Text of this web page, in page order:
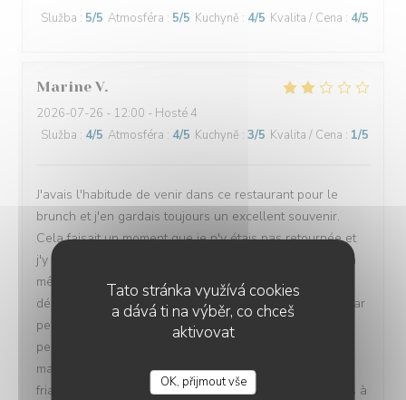
Tato stránka využívá cookies
a dává ti na výběr, co chceš
aktivovat
OK, přijmout vše
Služba : 5/5 Atmosféra : 5/5 Kuchyně : 4/5 Kvalita / Cena : 4/5
Marine V
2026-07-26 - 12:00 - Hosté 4
Služba : 4/5 Atmosféra : 4/5 Kuchyně : 3/5 Kvalita / Cena : 1/5
J'avais l'habitude de venir dans ce restaurant pour le
brunch et j'en gardais toujours un excellent souvenir.
Cela faisait un moment que je n'y étais pas retournée et
j'y suis revenue avec plaisir, convaincue d'y retrouver la
même qualité. Malheureusement, cette fois-ci, la
déception a été totale. Pour un brunch à plus de 30 € par
personne, le choix est devenu extrêmement limité : très
peu de salades, très peu de desserts, des gaufres
manifestement industrielles, simplement réchauffées,
friables et sans aucun goût. L'offre n'est clairement plus à